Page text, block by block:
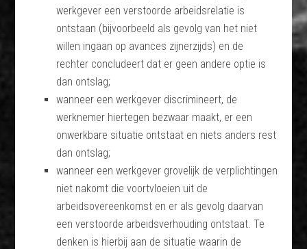
werkgever een verstoorde arbeidsrelatie is
ontstaan (bijvoorbeeld als gevolg van het niet
willen ingaan op avances zijnerzijds) en de
rechter concludeert dat er geen andere optie is
dan ontslag;
wanneer een werkgever discrimineert, de
werknemer hiertegen bezwaar maakt, er een
onwerkbare situatie ontstaat en niets anders rest
dan ontslag;
wanneer een werkgever grovelijk de verplichtingen
niet nakomt die voortvloeien uit de
arbeidsovereenkomst en er als gevolg daarvan
een verstoorde arbeidsverhouding ontstaat. Te
denken is hierbij aan de situatie waarin de